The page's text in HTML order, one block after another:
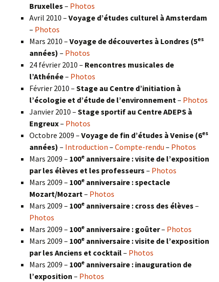
Bruxelles – Photos
Avril 2010 – Voyage d’études culturel à Amsterdam
– Photos
Mars 2010 – Voyage de découvertes à Londres (5es
années) – Photos
24 février 2010 – Rencontres musicales de
l’Athénée– Photos
Février 2010 – Stage au Centre d’initiation à
l’écologie et d’étude de l’environnement – Photos
Janvier 2010 – Stage sportif au Centre ADEPS à
Engreux– Photos
Octobre 2009 – Voyage de fin d’études à Venise (6es
années) – Introduction – Compte-rendu – Photos
Mars 2009 – 100e anniversaire : visite de l’exposition
par les élèves et les professeurs – Photos
Mars 2009 – 100e anniversaire : spectacle
Mozart/Mozart – Photos
Mars 2009 – 100e anniversaire : cross des élèves –
Photos
Mars 2009 – 100e anniversaire : goûter– Photos
Mars 2009 – 100e anniversaire : visite de l’exposition
par les Anciens et cocktail– Photos
Mars 2009 – 100e anniversaire : inauguration de
l’exposition – Photos